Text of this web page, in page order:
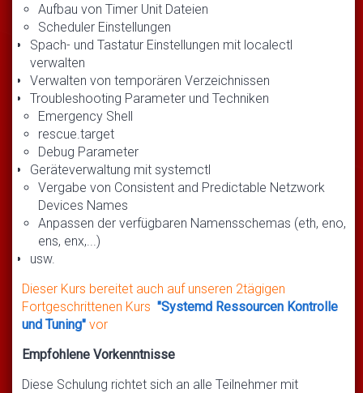
Aufbau von Timer Unit Dateien
Scheduler Einstellungen
Spach- und Tastatur Einstellungen mit localectl
verwalten
Verwalten von temporären Verzeichnissen
Troubleshooting Parameter und Techniken
Emergency Shell
rescue.target
Debug Parameter
Geräteverwaltung mit systemctl
Vergabe von Consistent and Predictable Netzwork
Devices Names
Anpassen der verfügbaren Namensschemas (eth, eno,
ens, enx,...)
usw.
Dieser Kurs bereitet auch auf unseren 2tägigen
Fortgeschrittenen Kurs "Systemd Ressourcen Kontrolle
und Tuning" vor
Empfohlene Vorkenntnisse
Diese Schulung richtet sich an alle Teilnehmer mit